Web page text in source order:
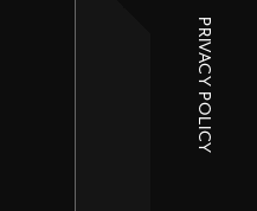
PRIVACY POLICY